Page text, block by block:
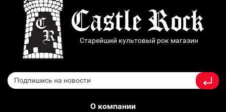
Старейший культовый рок магазин
О компании